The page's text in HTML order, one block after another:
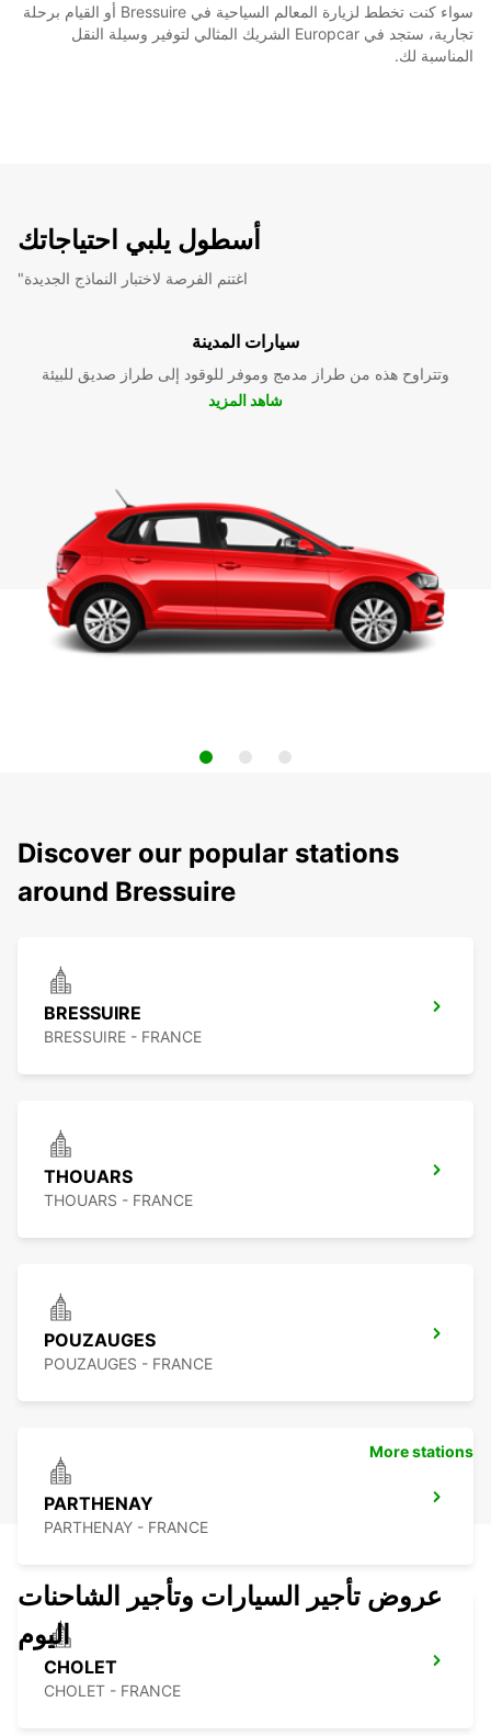
سواء كنت تخطط لزيارة المعالم السياحية في Bressuire أو القيام برحلة
تجارية، ستجد في Europcar الشريك المثالي لتوفير وسيلة النقل
المناسبة لك.
أسطول يلبي احتياجاتك
"اغتنم الفرصة لاختبار النماذج الجديدة
سيارات المدينة
وتتراوح هذه من طراز مدمج وموفر للوقود إلى طراز صديق للبيئة
شاهد المزيد
Discover our popular stations
around Bressuire
BRESSUIRE
BRESSUIRE - FRANCE
THOUARS
THOUARS - FRANCE
POUZAUGES
POUZAUGES - FRANCE
PARTHENAY
PARTHENAY - FRANCE
CHOLET
CHOLET - FRANCE
More stations
عروض تأجير السيارات وتأجير الشاحنات
اليوم